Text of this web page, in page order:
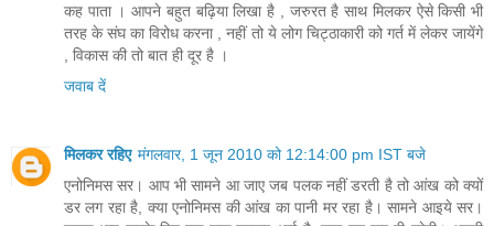
कह पाता । आपने बहुत बढ़िया लिखा है , जरुरत है साथ मिलकर ऐसे किसी भी
तरह के संघ का विरोध करना , नहीं तो ये लोग चिट्ठाकारी को गर्त में लेकर जायेंगे
, विकास की तो बात ही दूर है ।
जवाब दें
मिलकर रहिए मंगलवार, 1 जून 2010 को 12:14:00 pm IST बजे
एनोनिमस सर। आप भी सामने आ जाए जब पलक नहीं डरती है तो आंख को क्‍यों
डर लग रहा है, क्‍या एनोनिमस की आंख का पानी मर रहा है। सामने आइये सर।